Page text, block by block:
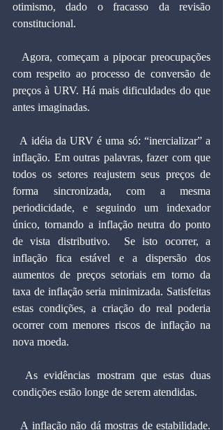
otimismo, dado o fracasso da revisão
constitucional.
com respeito ao processo de conversão de
preços à URV. Há mais dificuldades do que
antes imaginadas.
inflação. Em outras palavras, fazer com que
todos os setores reajustem seus preços de
forma sincronizada, com a mesma
periodicidade, e seguindo um indexador
único, tornando a inflação neutra do ponto
de vista distributivo.  Se isto ocorrer, a
inflação fica estável e a dispersão dos
aumentos de preços setoriais em torno da
taxa de inflação seria minimizada. Satisfeitas
estas condições, a criação do real poderia
ocorrer com menores riscos de inflação na
nova moeda.
condições estão longe de serem atendidas.